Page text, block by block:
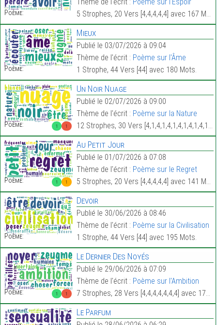
Poème:
5 Strophes, 20 Vers [4,4,4,4,4] avec 167 Mots.
Poème:
Mieux
Publié le 03/07/2026 à 09:04
Thème de l'écrit : Poème sur l'Âme
1 Strophe, 44 Vers [44] avec 180 Mots.
1 1
Poème:
Un Noir Nuage
Publié le 02/07/2026 à 09:00
Thème de l'écrit : Poème sur la Nature
12 Strophes, 30 Vers [4,1,4,1,4,1,4,1,4,1,4,1] avec 143 Mots.
1 1
Poème:
Au Petit Jour
Publié le 01/07/2026 à 07:08
Thème de l'écrit : Poème sur le Regret
5 Strophes, 20 Vers [4,4,4,4,4] avec 141 Mots.
Poème:
Devoir
Publié le 30/06/2026 à 08:46
Thème de l'écrit : Poème sur la Civilisation
1 Strophe, 44 Vers [44] avec 195 Mots.
1 1
Poème:
Le Dernier Des Noyés
Publié le 29/06/2026 à 07:09
Thème de l'écrit : Poème sur l'Ambition
7 Strophes, 28 Vers [4,4,4,4,4,4,4] avec 174 Mots.
Le Parfum